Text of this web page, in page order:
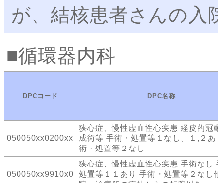
が、結核患者さんの入
循環器内科
DPCコード DPC名称
050050xx0200xx
狭心症、慢性虚血性心疾患 経皮的冠
成術等 手術・処置等１なし、１,２あ
術・処置等２なし
050050xx9910x0
狭心症、慢性虚血性心疾患 手術なし
処置等１１あり 手術・処置等２なし